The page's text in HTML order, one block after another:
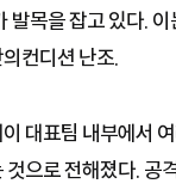
발목을 잡고 있다. 이
컨디션 난조.
대표팀 내부에서
으로 전해졌다. 공